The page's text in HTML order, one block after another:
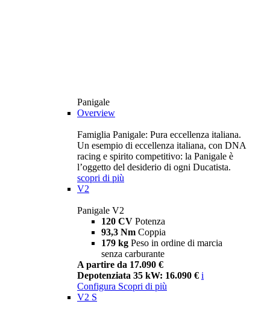
Panigale
Overview
Famiglia Panigale: Pura eccellenza italiana.
Un esempio di eccellenza italiana, con DNA
racing e spirito competitivo: la Panigale è
l’oggetto del desiderio di ogni Ducatista.
scopri di più
V2
Panigale V2
120 CV Potenza
93,3 Nm Coppia
179 kg Peso in ordine di marcia
senza carburante
A partire da 17.090 €
Depotenziata 35 kW: 16.090 € i
Configura Scopri di più
V2 S